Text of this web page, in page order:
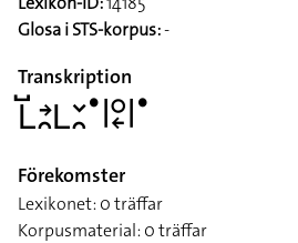
Glosa i STS-korpus:-
Transkription
􌥈􌤹􌥔􌥘􌥈􌥖􌥘􌤟􌥼􌥰􌦈􌥼􌤟
Förekomster
Lexikonet: 0 träffar
Korpusmaterial: 0 träffar